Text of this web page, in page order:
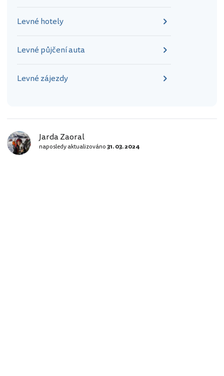
Levné hotely
Levné půjčení auta
Levné zájezdy
Jarda Zaoral
naposledy aktualizováno31. 03. 2024